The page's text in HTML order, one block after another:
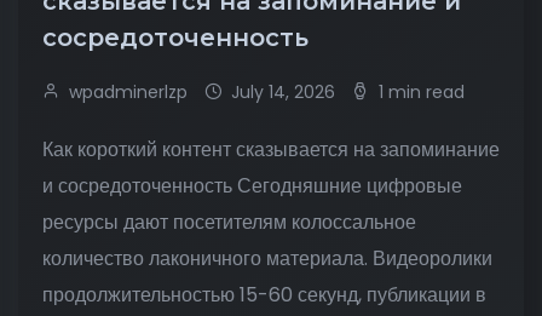
сосредоточенность
wpadminerlzp July 14, 2026 1 min read
Как короткий контент сказывается на запоминание
и сосредоточенность Сегодняшние цифровые
ресурсы дают посетителям колоссальное
количество лаконичного материала. Видеоролики
продолжительностью 15-60 секунд, публикации в